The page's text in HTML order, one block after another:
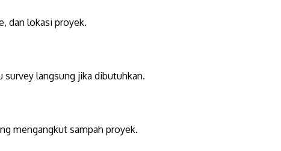
dan lokasi proyek.
survey langsung jika dibutuhkan.
mengangkut sampah proyek.